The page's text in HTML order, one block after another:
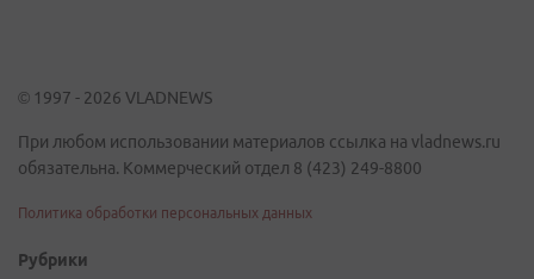
© 1997 - 2026 VLADNEWS
При любом использовании материалов ссылка на vladnews.ru
обязательна. Коммерческий отдел 8 (423) 249-8800
Политика обработки персональных данных
Рубрики